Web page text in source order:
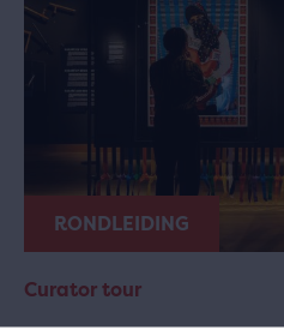
RONDLEIDING
Curator tour